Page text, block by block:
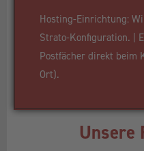
Hosting-Einrichtung:
Strato-Konfiguration. |
Postfächer direkt beim
Ort).
Unsere